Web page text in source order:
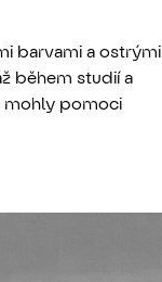
barvami a ostrými
během studií a
mohly pomoci